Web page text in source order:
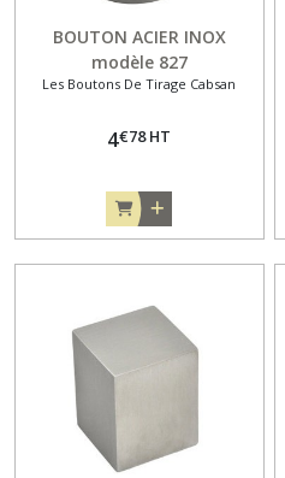
BOUTON ACIER INOX
modèle 827
Les Boutons De Tirage Cabsan
4€78 HT